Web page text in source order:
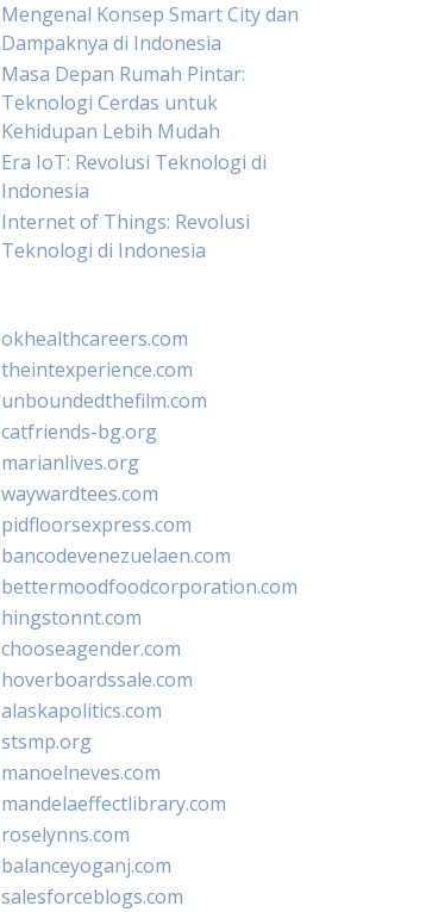
Mengenal Konsep Smart City dan
Dampaknya di Indonesia
Masa Depan Rumah Pintar:
Teknologi Cerdas untuk
Kehidupan Lebih Mudah
Era IoT: Revolusi Teknologi di
Indonesia
Internet of Things: Revolusi
Teknologi di Indonesia
okhealthcareers.com
theintexperience.com
unboundedthefilm.com
catfriends-bg.org
marianlives.org
waywardtees.com
pidfloorsexpress.com
bancodevenezuelaen.com
bettermoodfoodcorporation.com
hingstonnt.com
chooseagender.com
hoverboardssale.com
alaskapolitics.com
stsmp.org
manoelneves.com
mandelaeffectlibrary.com
roselynns.com
balanceyoganj.com
salesforceblogs.com